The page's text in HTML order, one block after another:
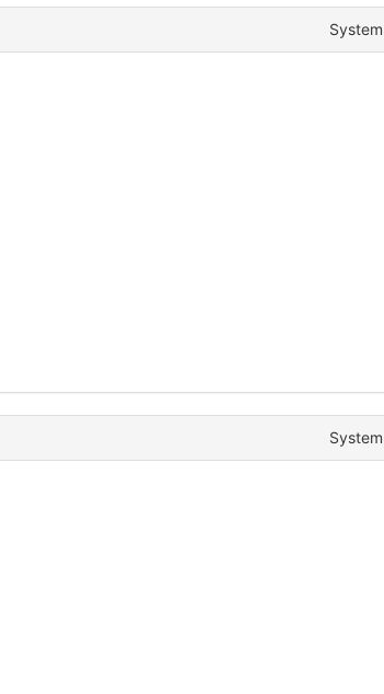
System
System